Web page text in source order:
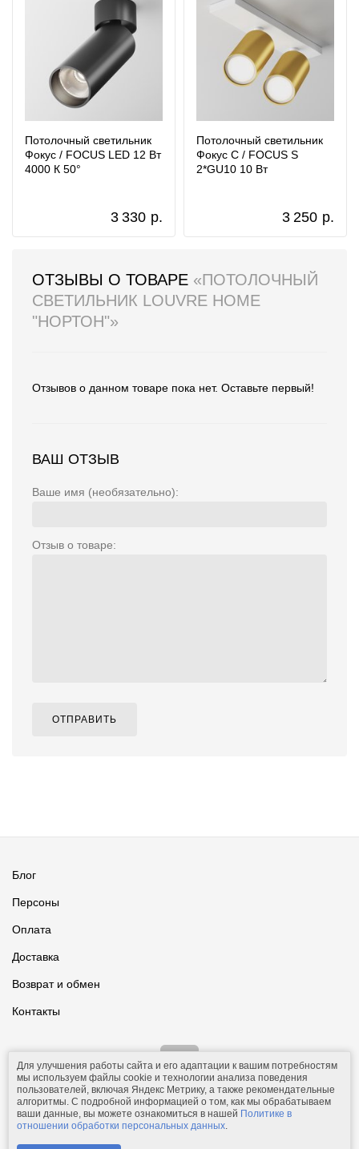
Потолочный светильник
Фокус / FOCUS LED 12 Вт
4000 К 50°
3 330 р.
Потолочный светильник
Фокус С / FOCUS S
2*GU10 10 Вт
3 250 р.
ОТЗЫВЫ О ТОВАРЕ «ПОТОЛОЧНЫЙ
СВЕТИЛЬНИК LOUVRE HOME
"НОРТОН"»
Отзывов о данном товаре пока нет. Оставьте первый!
ВАШ ОТЗЫВ
Ваше имя (необязательно):
Отзыв о товаре:
ОТПРАВИТЬ
Блог
Персоны
Оплата
Доставка
Возврат и обмен
Контакты
© 2011-2026.Comfolio.ru— интернет-магазин текстиля и товаров
для дома.
Для улучшения работы сайта и его адаптации к вашим потребностям
мы используем файлы cookie и технологии анализа поведения
пользователей, включая Яндекс Метрику, а также рекомендательные
алгоритмы. С подробной информацией о том, как мы обрабатываем
ваши данные, вы можете ознакомиться в нашей Политике в
отношении обработки персональных данных.